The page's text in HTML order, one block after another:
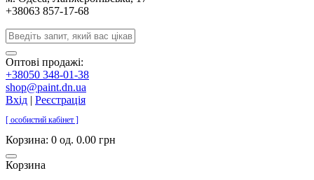
+38063 857-17-68
Оптові продажі:
+38050 348-01-38
shop@paint.dn.ua
Вхід | Реєстрація
[ особистий кабінет ]
Корзина: 0 од. 0.00 грн
Корзина